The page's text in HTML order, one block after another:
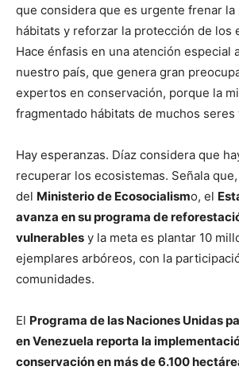
que considera que es urgente frenar la
hábitats y reforzar la protección de los
Hace énfasis en una atención especial
nuestro país, que genera gran
expertos en conservación, porque la
fragmentado hábitats de muchos seres
Hay esperanzas. Díaz considera que
recuperar los ecosistemas. Señala
del Ministerio de Ecosocialismo, el
avanza en su programa de
vulnerables y la meta es plantar 10
ejemplares arbóreos, con la
comunidades.
El Programa de las Naciones Unidas
en Venezuela reporta la
conservación en más de 6.100